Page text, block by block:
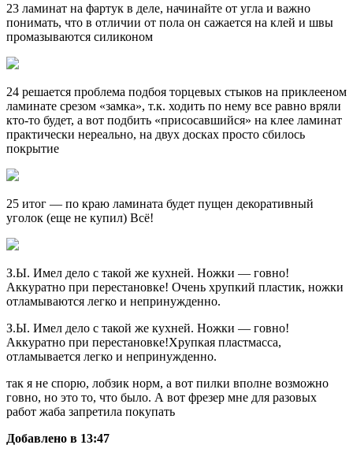
23 ламинат на фартук в деле, начинайте от угла и важно
понимать, что в отличии от пола он сажается на клей и швы
промазываются силиконом
24 решается проблема подбоя торцевых стыков на приклееном
ламинате срезом «замка», т.к. ходить по нему все равно вряли
кто-то будет, а вот подбить «присосавшийся» на клее ламинат
практически нереально, на двух досках просто сбилось
покрытие
25 итог — по краю ламината будет пущен декоративный
уголок (еще не купил) Всё!
З.Ы. Имел дело с такой же кухней. Ножки — говно!
Аккуратно при перестановке! Очень хрупкий пластик, ножки
отламываются легко и непринужденно.
З.Ы. Имел дело с такой же кухней. Ножки — говно!
Аккуратно при перестановке!Хрупкая пластмасса,
отламывается легко и непринужденно.
так я не спорю, лобзик норм, а вот пилки вполне возможно
говно, но это то, что было. А вот фрезер мне для разовых
работ жаба запретила покупать
Добавлено в 13:47